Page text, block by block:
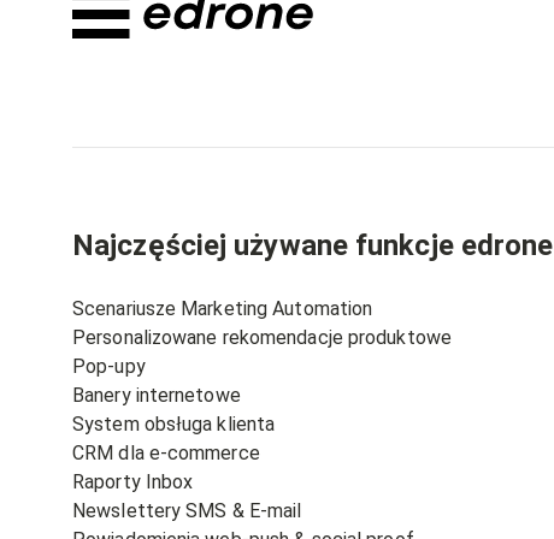
Najczęściej używane funkcje edrone
Scenariusze Marketing Automation
Personalizowane rekomendacje produktowe
Pop-upy
Banery internetowe
System obsługa klienta
CRM dla e-commerce
Raporty Inbox
Newslettery SMS & E-mail